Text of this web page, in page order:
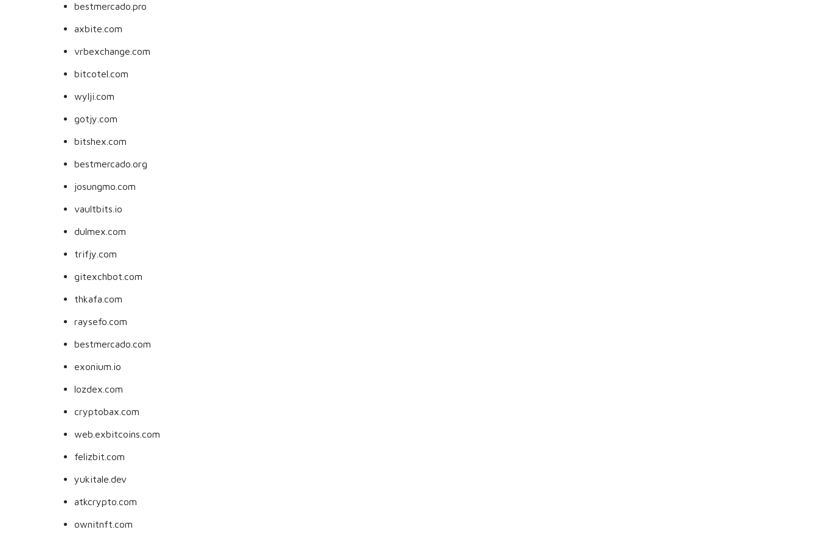
bestmercado.pro
axbite.com
vrbexchange.com
bitcotel.com
wylji.com
gotjy.com
bitshex.com
bestmercado.org
josungmo.com
vaultbits.io
dulmex.com
trifjy.com
gitexchbot.com
thkafa.com
raysefo.com
bestmercado.com
exonium.io
lozdex.com
cryptobax.com
web.exbitcoins.com
felizbit.com
yukitale.dev
atkcrypto.com
ownitnft.com